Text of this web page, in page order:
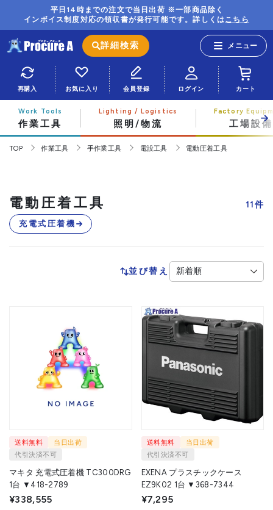
平日14時までの注文で当日出荷 ※一部商品除く
インボイス制度対応の領収書が発行可能です。詳しくはこちら
詳細検索
再購入 お気に入り 会員登録 ログイン カート
作業工具 照明/物流 工場設備
TOP 作業工具 手作業工具 電設工具 電動圧着工具
電動圧着工具 11件
充電式圧着機
並び替え
送料無料
当日出荷
代引決済不可
マキタ 充電式圧着機 TC300DRG
1台 ▼418-2789
¥338,555
送料無料
当日出荷
代引決済不可
EXENA プラスチックケース
EZ9K02 1台 ▼368-7344
¥7,295